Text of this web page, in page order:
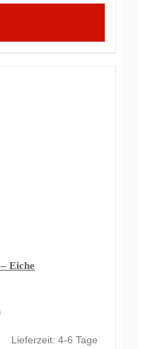
Eiche
Lieferzeit: 4-6 Tage